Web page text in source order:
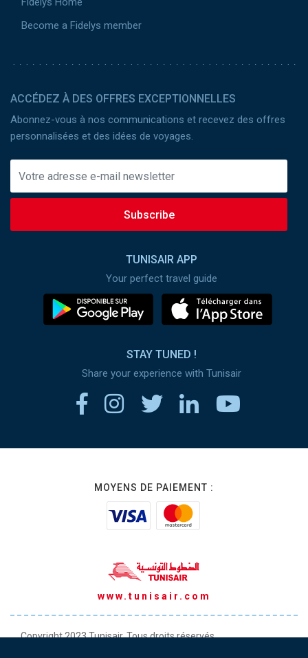
Become a Fidelys member
ACCÉDEZ À DES OFFRES EXCEPTIONNELLES
Abonnez-vous à nos communications et recevez des offres
personnalisées et des idées de voyages.
Subscribe
TUNISAIR APP
Your perfect travel guide
STAY TUNED !
Share your experience with Tunisair
MOYENS DE PAIEMENT :
www.tunisair.com
Copyright 2023 Tunisair. Tous droits réservés